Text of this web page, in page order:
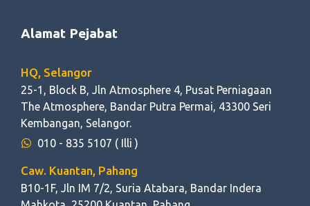
Alamat Pejabat
HQ, Selangor
25-1, Block B, Jln Atmosphere 4, Pusat Perniagaan
The Atmosphere, Bandar Putra Permai, 43300 Seri
Kembangan, Selangor.
010 - 835 5107 ( Illi )
Caw. Kuantan, Pahang
B10-1F, Jln IM 7/2, Suria Atabara, Bandar Indera